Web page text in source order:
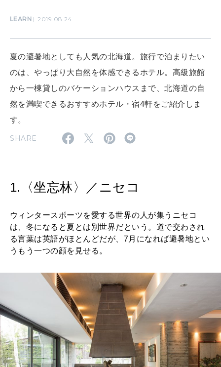
2026年9月号「北海道 おいしく遊ぶ、夏のご褒美旅。」
2026年7月号「鎌倉 ローカルが 教えてくれた 本当の歩き方。」
2026年2月号「良運を掴む 新・開運術。」
2026年1月号「猫がいれば、幸せ」
2025年12月号「お酒の新常識。」
MAGAZINE MOOK
LEARN 2019.08.24
夏の避暑地としても人気の北海道。旅行で泊まりたい
のは、やっぱり大自然を体感できるホテル。高級旅館
から一棟貸しのバケーションハウスまで、北海道の自
然を満喫できるおすすめホテル・宿4軒をご紹介しま
す。
SHARE
1.〈坐忘林〉／ニセコ
ウィンタースポーツを愛する世界の人が集うニセコ
は、冬になると夏とは別世界だという。道で交わされ
る言葉は英語がほとんどだが、7月になれば避暑地とい
うもう一つの顔を見せる。